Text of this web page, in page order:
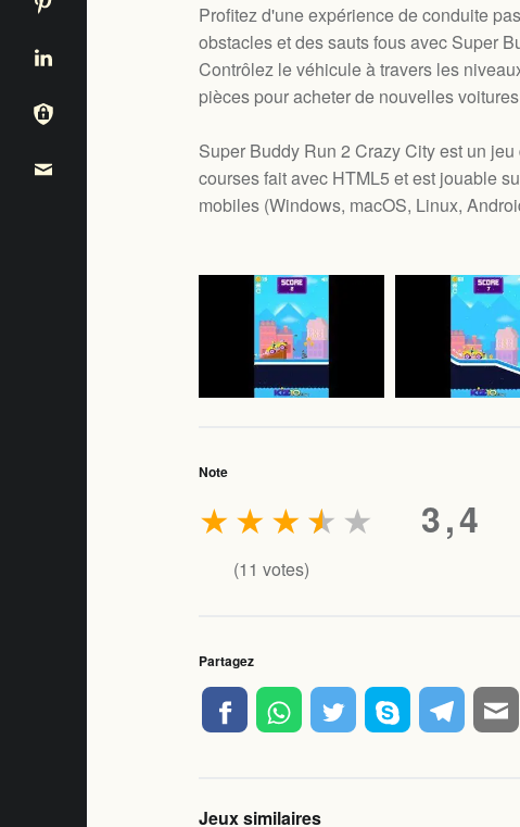
Profitez d'une expérience de conduite
obstacles et des sauts fous avec Super
Contrôlez le véhicule à travers les
pièces pour acheter de nouvelles
Super Buddy Run 2 Crazy City est un
courses fait avec HTML5 et est jouable
mobiles (Windows, macOS, Linux,
Note
3,4
★
★
★
★
★
(11 votes)
Partagez
Jeux similaires